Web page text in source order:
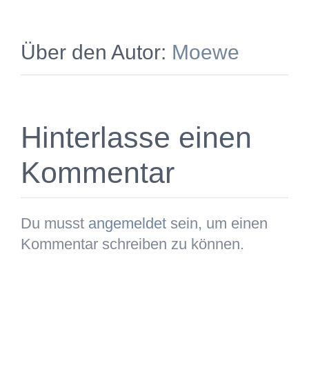
Über den Autor: Moewe
Hinterlasse einen
Kommentar
Du musst angemeldet sein, um einen
Kommentar schreiben zu können.